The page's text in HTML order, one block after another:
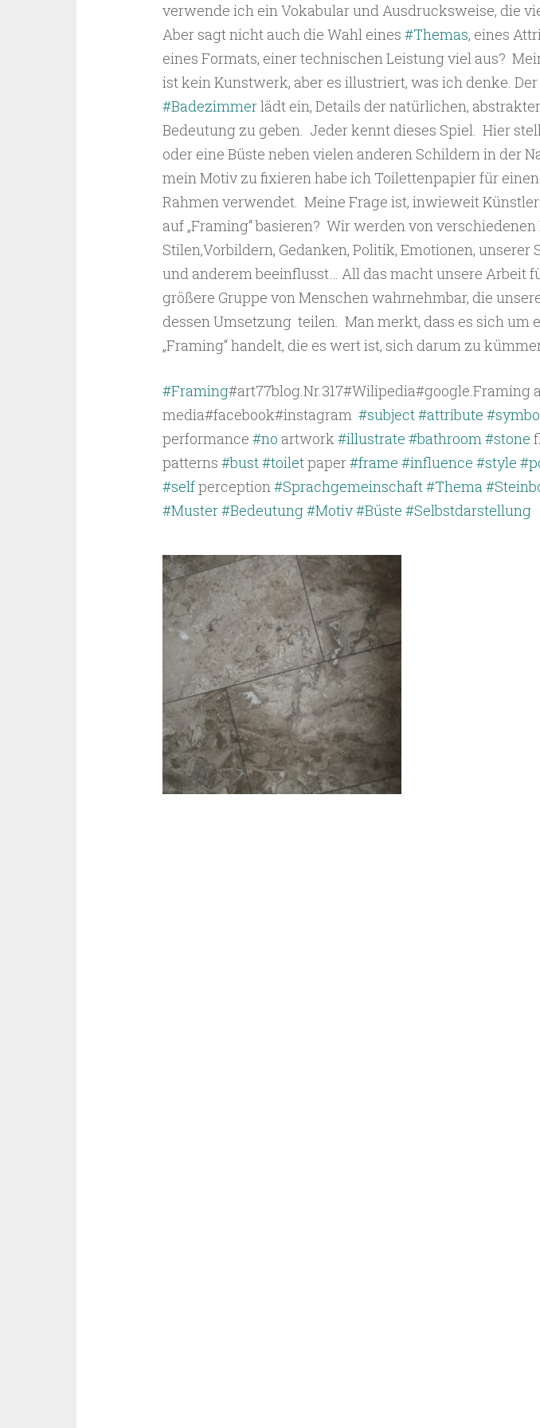
verwende ich ein Vokabular und Ausdrucksweise, die
Aber sagt nicht auch die Wahl eines #Themas, eines
eines Formats, einer technischen Leistung viel aus?
ist kein Kunstwerk, aber es illustriert, was ich denke. Der
#Badezimmerlädt ein, Details der natürlichen,
Bedeutung zu geben. Jeder kennt dieses Spiel. Hier
oder eine Büste neben vielen anderen Schildern in der
mein Motiv zu fixieren habe ich Toilettenpapier für
Rahmen verwendet. Meine Frage ist, inwieweit
auf „Framing“ basieren? Wir werden von
Stilen,Vorbildern, Gedanken, Politik, Emotionen,
und anderem beeinflusst… All das macht unsere Arbeit
größere Gruppe von Menschen wahrnehmbar, die
dessen Umsetzung teilen. Man merkt, dass es sich um
„Framing“ handelt, die es wert ist, sich darum zu
#Framing#art77blog.Nr.317#Wilipedia#google.Framing
media#facebook#instagram #subject#attribute
performance #no artwork #illustrate #bathroom#stone
patterns #bust#toiletpaper#frame #influence #style
#selfperception#Sprachgemeinschaft#Thema
#Muster#Bedeutung#Motiv#Büste #Selbstdarstellung